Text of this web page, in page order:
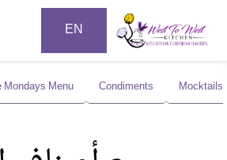
EN
Mocktails
Condiments
Mondays Menu